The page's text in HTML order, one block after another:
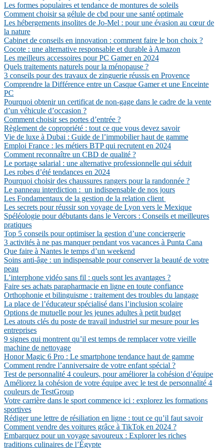
Les formes populaires et tendance de montures de soleils
Comment choisir sa gélule de cbd pour une santé optimale
Les hébergements insolites de Jo-Mel : pour une évasion au cœur de
la nature
Cabinet de conseils en innovation : comment faire le bon choix ?
Cocote : une alternative responsable et durable à Amazon
Les meilleurs accessoires pour PC Gamer en 2024
Quels traitements naturels pour la ménopause ?
3 conseils pour des travaux de zinguerie réussis en Provence
Comprendre la Différence entre un Casque Gamer et une Enceinte
PC
Pourquoi obtenir un certificat de non-gage dans le cadre de la vente
d’un véhicule d’occasion ?
Comment choisir ses portes d’entrée ?
Règlement de copropriété : tout ce que vous devez savoir
Vie de luxe à Dubai : Guide de l’immobilier haut de gamme
Emploi France : les métiers BTP qui recrutent en 2024
Comment reconnaître un CBD de qualité ?
Le portage salarial : une alternative professionnelle qui séduit
Les robes d’été tendances en 2024
Pourquoi choisir des chaussures rangers pour la randonnée ?
Le panneau interdiction : un indispensable de nos jours
Les Fondamentaux de la gestion de la relation client
Les secrets pour réussir son voyage de Lyon vers le Mexique
Spéléologie pour débutants dans le Vercors : Conseils et meilleures
pratiques
Top 5 conseils pour optimiser la gestion d’une conciergerie
3 activités à ne pas manquer pendant vos vacances à Punta Cana
Que faire à Nantes le temps d’un weekend
Soins anti-âge : un indispensable pour conserver la beauté de votre
peau
L’interphone vidéo sans fil : quels sont les avantages ?
Faire ses achats parapharmacie en ligne en toute confiance
Orthophonie et bilinguisme : traitement des troubles du langage
La place de l’éducateur spécialisé dans l’inclusion scolaire
Options de mutuelle pour les jeunes adultes à petit budget
Les atouts clés du poste de travail industriel sur mesure pour les
entreprises
9 signes qui montrent qu’il est temps de remplacer votre vieille
machine de nettoyage
Honor Magic 6 Pro : Le smartphone tendance haut de gamme
Comment rendre l’anniversaire de votre enfant spécial ?
Test de personnalité 4 couleurs, pour améliorer la cohésion d’équipe
Améliorez la cohésion de votre équipe avec le test de personnalité 4
couleurs de TestGroup
Votre carrière dans le sport commence ici : explorez les formations
sportives
Rédiger une lettre de résiliation en ligne : tout ce qu’il faut savoir
Comment vendre des voitures grâce à TikTok en 2024 ?
Embarquez pour un voyage savoureux : Explorer les riches
traditions culinaires de l’Égypte